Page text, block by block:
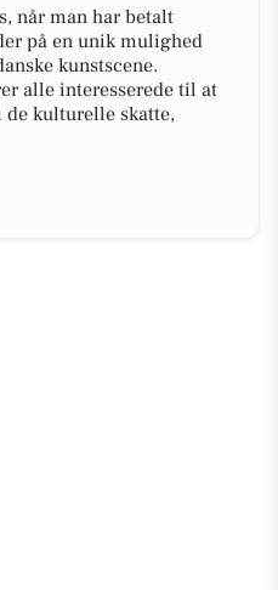
når man har betalt
på en unik mulighed
kunstscene.
alle interesserede til at
de kulturelle skatte,